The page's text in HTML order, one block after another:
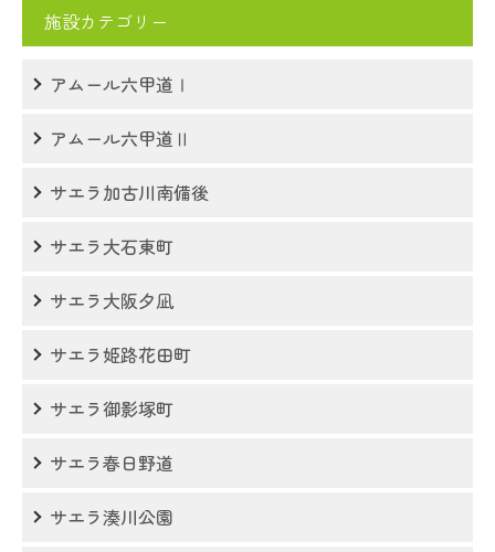
施設カテゴリー
アムール六甲道Ⅰ
アムール六甲道Ⅱ
サエラ加古川南備後
サエラ大石東町
サエラ大阪夕凪
サエラ姫路花田町
サエラ御影塚町
サエラ春日野道
サエラ湊川公園